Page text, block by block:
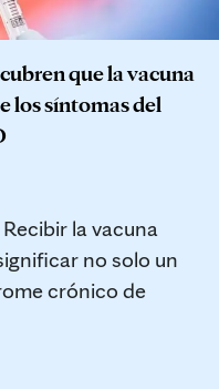
que la vacuna
los síntomas del
la vacuna
no solo un
crónico de